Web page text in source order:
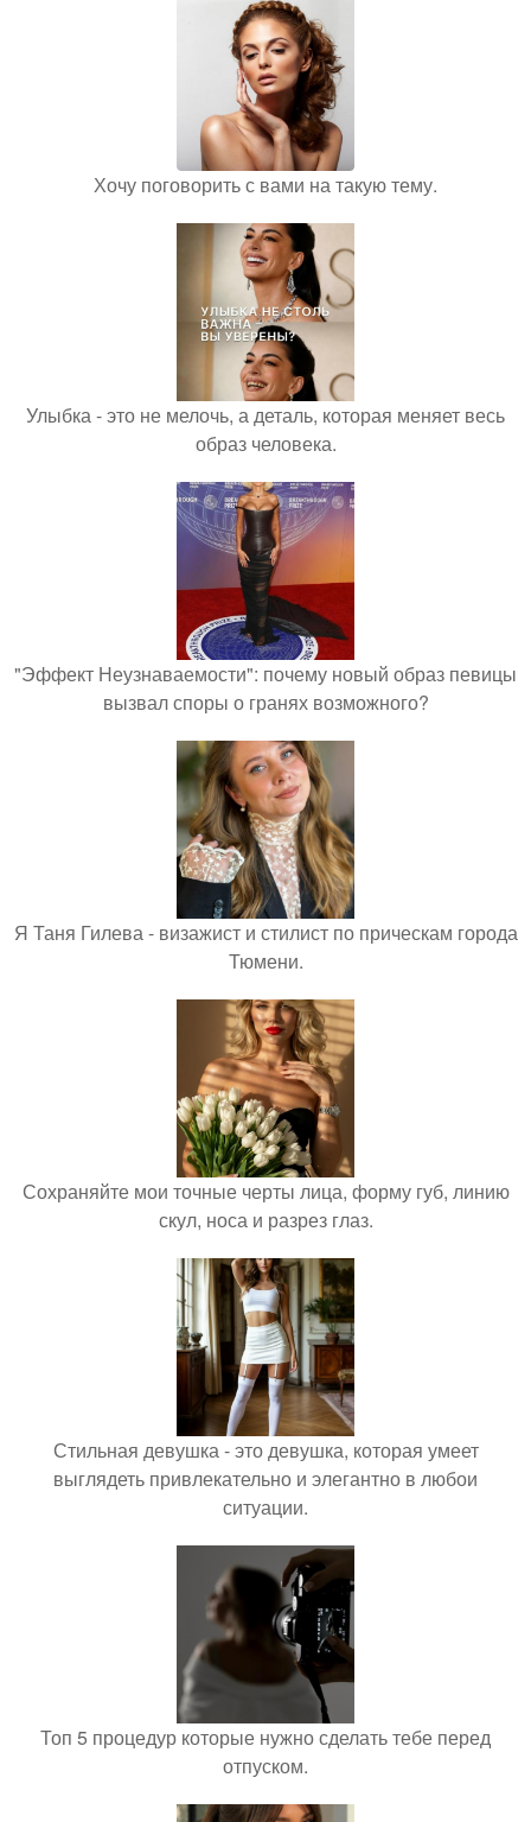
Хочу поговорить с вами на такую тему.
Улыбка - это не мелочь, а деталь, которая меняет весь
образ человека.
"Эффект Неузнаваемости": почему новый образ певицы
вызвал споры о гранях возможного?
Я Таня Гилева - визажист и стилист по прическам города
Тюмени.
Сохраняйте мои точные черты лица, форму губ, линию
скул, носа и разрез глаз.
Стильная девушка - это девушка, которая умеет
выглядеть привлекательно и элегантно в любои
ситуации.
Топ 5 процедур которые нужно сделать тебе перед
отпуском.